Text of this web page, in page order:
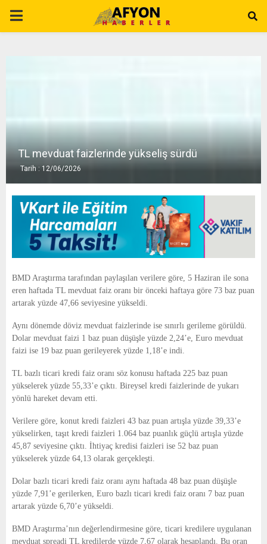
P
A
E
N
U
TL mevduat faizlerinde yükseliş sürdü
Tarih : 12/06/2026
BMD Araştırma tarafından paylaşılan verilere göre, 5 Haziran ile sona
eren haftada TL mevduat faiz oranı bir önceki haftaya göre 73 baz puan
artarak yüzde 47,66 seviyesine yükseldi.
Aynı dönemde döviz mevduat faizlerinde ise sınırlı gerileme görüldü.
Dolar mevduat faizi 1 baz puan düşüşle yüzde 2,24’e, Euro mevduat
faizi ise 19 baz puan gerileyerek yüzde 1,18’e indi.
TL bazlı ticari kredi faiz oranı söz konusu haftada 225 baz puan
yükselerek yüzde 55,33’e çıktı. Bireysel kredi faizlerinde de yukarı
yönlü hareket devam etti.
Verilere göre, konut kredi faizleri 43 baz puan artışla yüzde 39,33’e
yükselirken, taşıt kredi faizleri 1.064 baz puanlık güçlü artışla yüzde
45,87 seviyesine çıktı. İhtiyaç kredisi faizleri ise 52 baz puan
yükselerek yüzde 64,13 olarak gerçekleşti.
Dolar bazlı ticari kredi faiz oranı aynı haftada 48 baz puan düşüşle
yüzde 7,91’e gerilerken, Euro bazlı ticari kredi faiz oranı 7 baz puan
artarak yüzde 6,70’e yükseldi.
BMD Araştırma’nın değerlendirmesine göre, ticari kredilere uygulanan
mevduat spreadi TL kredilerde yüzde 7,67 olarak hesaplandı. Bu oran